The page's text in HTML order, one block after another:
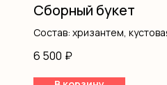
Сборный букет
Состав: хризантем,
писташ, оформление
6 500 ₽